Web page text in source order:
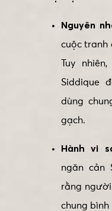
Nguyên
cuộc tranh
Tuy
Siddique
dùng
gạch.
Hành vi
ngăn cản
rằng
chung